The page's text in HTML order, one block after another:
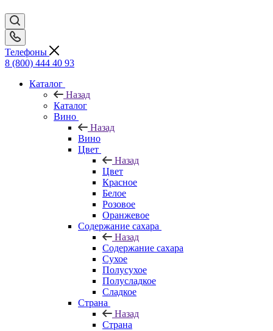
Телефоны
8 (800) 444 40 93
Каталог
Назад
Каталог
Вино
Назад
Вино
Цвет
Назад
Цвет
Красное
Белое
Розовое
Оранжевое
Содержание сахара
Назад
Содержание сахара
Сухое
Полусухое
Полусладкое
Сладкое
Страна
Назад
Страна